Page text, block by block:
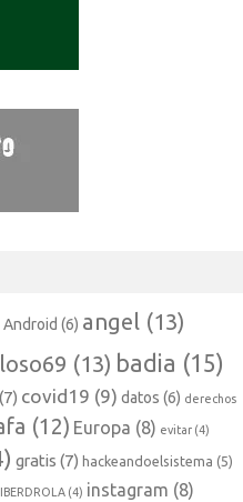
Android (6) angel (13)
(13) badia (15)
(7) covid19 (9) datos (6) derechos
(12) Europa (8) evitar (4)
gratis (7) hackeandoelsistema (5)
IBERDROLA (4) instagram (8)